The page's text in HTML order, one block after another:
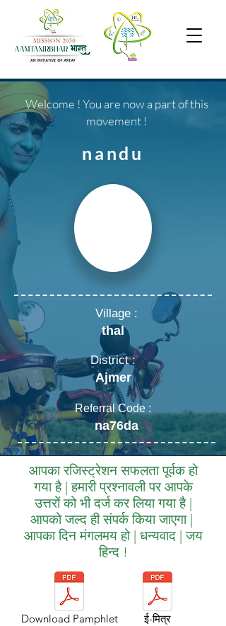
nandu
Village :
thal
District :
Ajmer
Referral Code :
na76da
Welcome ! You are now a part of this
movement !
आपका रजिस्ट्रेशन सफलता पूर्वक हो
गया है | हमारी प्रश्नावली पर आपके
उत्तरों को भी दर्ज कर लिया गया है |
आपको जल्द ही संपर्क किया जाएगा |
आपका दिन मंगलमय हो | धन्यवाद | जय
हिन्द !
Download Pamphlet ई-मित्र